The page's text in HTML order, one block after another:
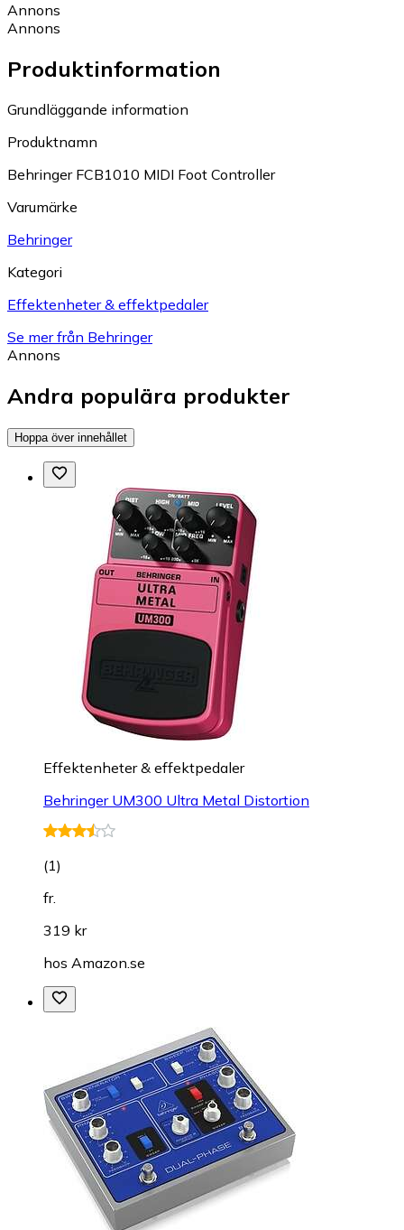
Annons
Annons
Produktinformation
Grundläggande information
Produktnamn
Behringer FCB1010 MIDI Foot Controller
Varumärke
Behringer
Kategori
Effektenheter & effektpedaler
Se mer från Behringer
Annons
Andra populära produkter
Hoppa över innehållet
Effektenheter & effektpedaler
Behringer UM300 Ultra Metal Distortion
(1)
fr.
319 kr
hos Amazon.se